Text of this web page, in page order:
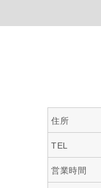
住所
TEL
営業時間